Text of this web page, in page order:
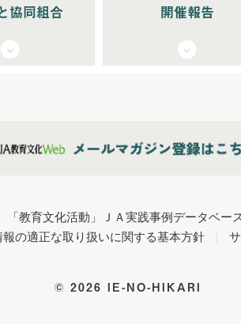
協同組合 開催報告
「教育文化活動」ＪＡ実践事例データベー
の適正な取り扱いに関する基本方針
|
© 2026 IE-NO-HIKARI